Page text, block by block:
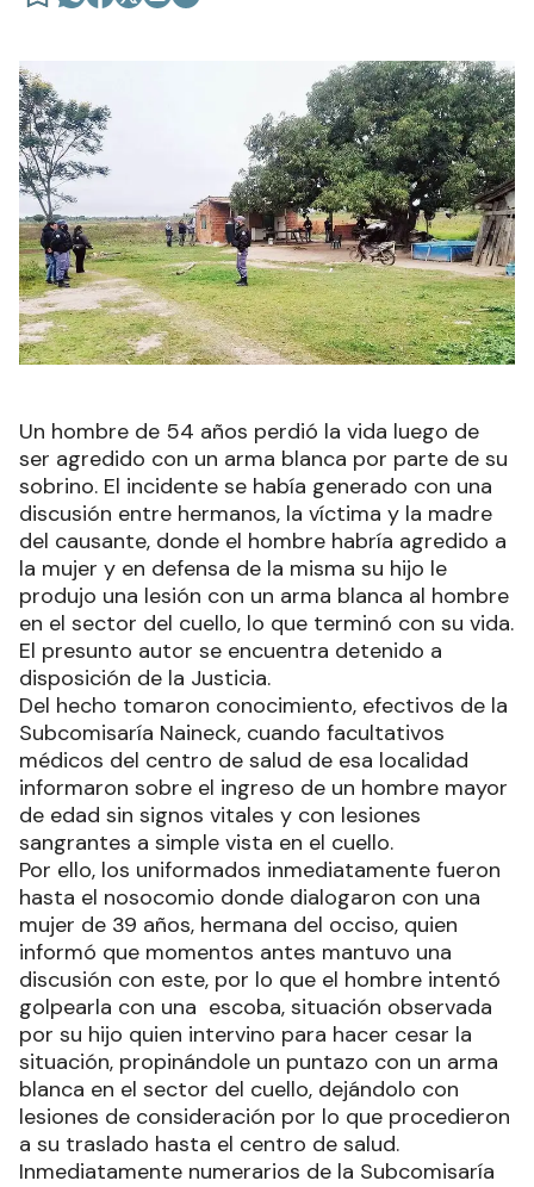
Un hombre de 54 años perdió la vida luego de
ser agredido con un arma blanca por parte de su
sobrino. El incidente se había generado con una
discusión entre hermanos, la víctima y la madre
del causante, donde el hombre habría agredido a
la mujer y en defensa de la misma su hijo le
produjo una lesión con un arma blanca al hombre
en el sector del cuello, lo que terminó con su vida.
El presunto autor se encuentra detenido a
disposición de la Justicia.
Del hecho tomaron conocimiento, efectivos de la
Subcomisaría Naineck, cuando facultativos
médicos del centro de salud de esa localidad
informaron sobre el ingreso de un hombre mayor
de edad sin signos vitales y con lesiones
sangrantes a simple vista en el cuello.
Por ello, los uniformados inmediatamente fueron
hasta el nosocomio donde dialogaron con una
mujer de 39 años, hermana del occiso, quien
informó que momentos antes mantuvo una
discusión con este, por lo que el hombre intentó
golpearla con una escoba, situación observada
por su hijo quien intervino para hacer cesar la
situación, propinándole un puntazo con un arma
blanca en el sector del cuello, dejándolo con
lesiones de consideración por lo que procedieron
a su traslado hasta el centro de salud.
Inmediatamente numerarios de la Subcomisaría